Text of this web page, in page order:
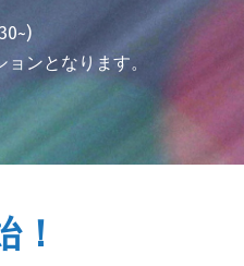
ンとなります。
！